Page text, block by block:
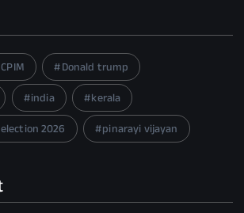
CPIM
Donald trump
india
kerala
2026
pinarayi vijayan